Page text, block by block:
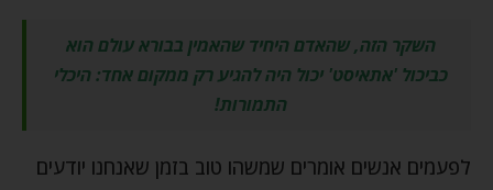
השקר הזה, שהאדם היחיד שהאמין בבורא עולם הוא
כביכול 'אתאיסט' יכול היה להגיע רק ממקום אחד: היכלי
התמורות!
לפעמים אנשים אומרים שמשהו טוב בזמן שאנחנו יודעים